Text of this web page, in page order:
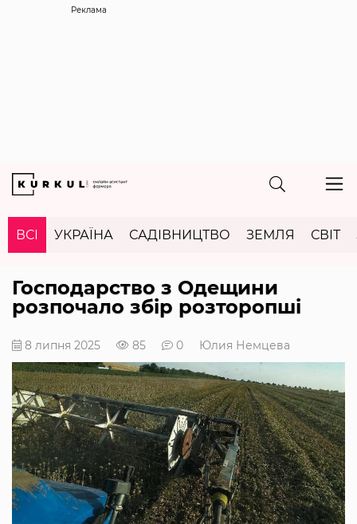
Реклама
ВСІ УКРАЇНА САДІВНИЦТВО ЗЕМЛЯ СВІТ
Господарство з Одещини
розпочало збір розторопші
8 липня 2025 85 0 Юлия Немцева